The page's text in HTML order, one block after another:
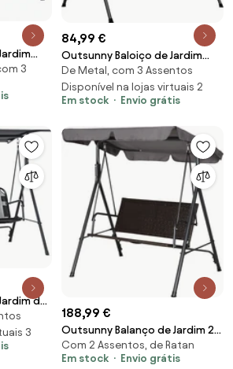
Aço
3
84,99 €
Outsunny Baloiço de Jardim
Exterior de 3 Lugares com
Toldo Ajustável e Estrutura de
Aço 172x110x153 cm Laranja |
De Metal, com 3 Assentos
Disponível na lojas virtuais 2
Em stock
Envio grátis
de
Teto
3
188,99 €
Outsunny Balanço de Jardim 2
Lugares com Toldo Regulável,
140x110x151 cm, Castanho e
Com 2 Assentos, de Ratan
Em stock
Envio grátis